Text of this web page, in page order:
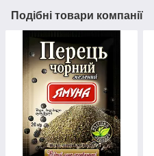
Подібні товари компанії